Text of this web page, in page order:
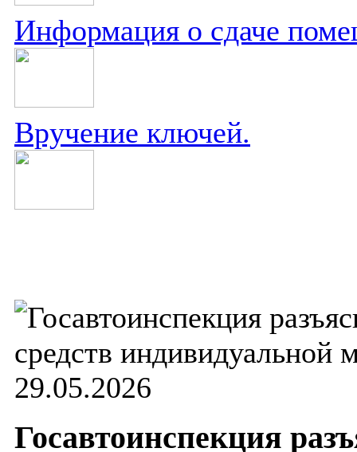
Информация о сдаче
Вручение ключей.
29.05.2026
Госавтоинспекция